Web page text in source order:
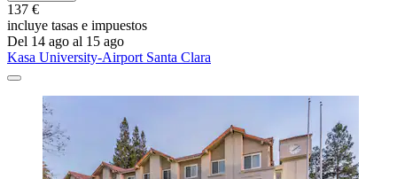
137 €
incluye tasas e impuestos
Del 14 ago al 15 ago
Kasa University-Airport Santa Clara